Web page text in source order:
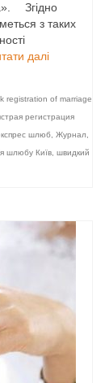
⠀ Згідно
з таких
далі
registration of marriage
регистрация
шлюб Журнал
шлюбу Київ швидкий